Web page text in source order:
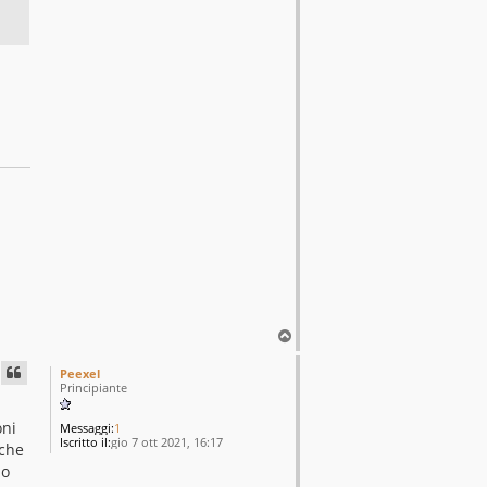
o
Peexel
Principiante
Messaggi:1
Iscritto il:gio 7 ott 2021, 16:17